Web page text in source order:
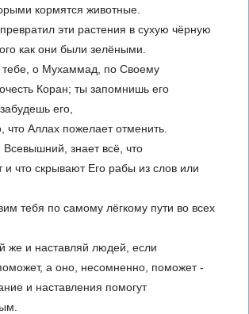
кормятся животные.
эти растения в сухую чёрную
как они были зелёными.
о Мухаммад, по Своему
Коран; ты запомнишь его
его,
что Аллах пожелает отменить.
знает всё, что
что скрывают Его рабы из слов или
тебя по самому лёгкому пути во всех
же и наставляй людей, если
а оно, несомненно, поможет -
и наставления помогут